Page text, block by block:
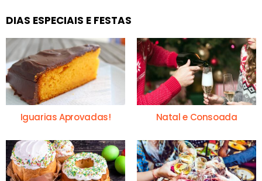
DIAS ESPECIAIS E FESTAS
Iguarias Aprovadas! Natal e Consoada